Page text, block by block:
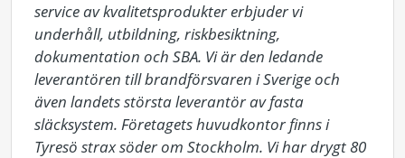
service av kvalitetsprodukter erbjuder vi
underhåll, utbildning, riskbesiktning,
dokumentation och SBA. Vi är den ledande
leverantören till brandförsvaren i Sverige och
även landets största leverantör av fasta
släcksystem. Företagets huvudkontor finns i
Tyresö strax söder om Stockholm. Vi har drygt 80